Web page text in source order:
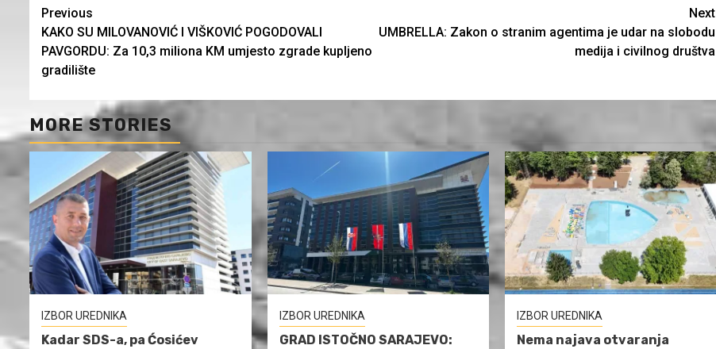
Continue
Reading
Previous
KAKO SU MILOVANOVIĆ I VIŠKOVIĆ POGODOVALI
PAVGORDU: Za 10,3 miliona KM umjesto zgrade kupljeno
gradilište
Next
UMBRELLA: Zakon o stranim agentima je udar na slobodu
medija i civilnog društva
MORE STORIES
IZBOR UREDNIKA
Kadar SDS-a, pa Ćosićev
IZBOR UREDNIKA
GRAD ISTOČNO SARAJEVO:
IZBOR UREDNIKA
Nema najava otvaranja